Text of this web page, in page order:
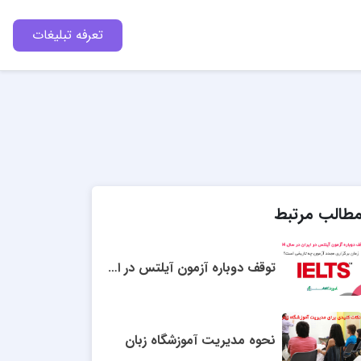
تعرفه تبلیغات
مرتبط
توقف دوباره آزمون آیلتس در ایران 1404
نحوه مدیریت آموزشگاه زبان